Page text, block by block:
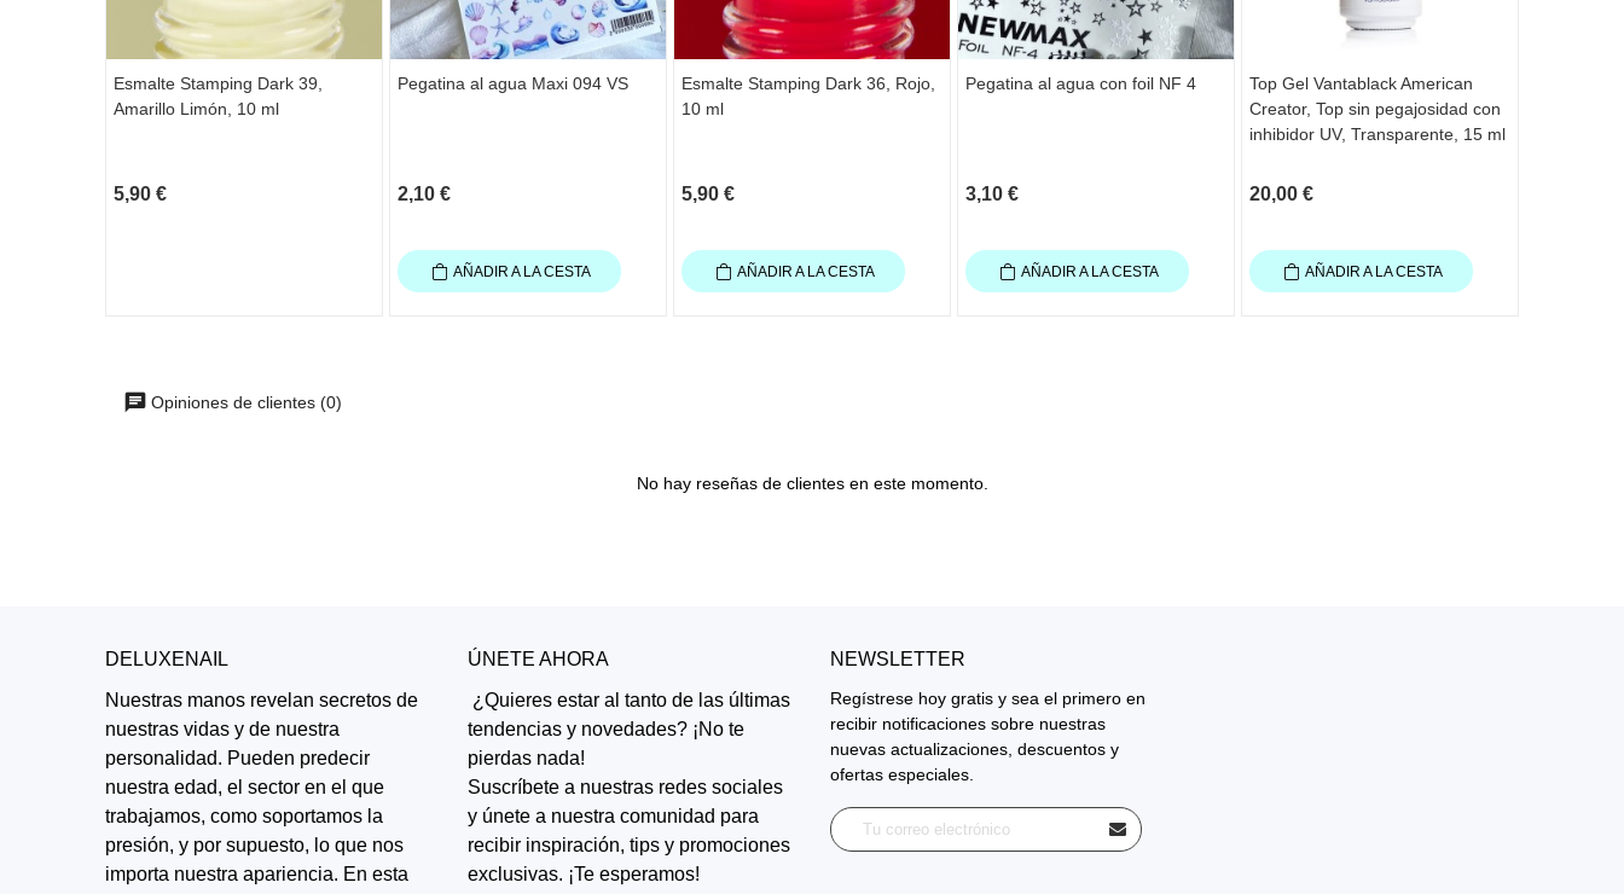
Esmalte Stamping Dark 39,
Amarillo Limón, 10 ml
5,90 €
Pegatina al agua Maxi 094 VS
2,10 €
AÑADIR A LA CESTA
Esmalte Stamping Dark 36, Rojo,
10 ml
5,90 €
AÑADIR A LA CESTA
Pegatina al agua con foil NF 4
3,10 €
AÑADIR A LA CESTA
Top Gel Vantablack American
Creator, Top sin pegajosidad con
inhibidor UV, Transparente, 15 ml
20,00 €
AÑADIR A LA CESTA
Opiniones de clientes (0)
No hay reseñas de clientes en este momento.
DELUXENAIL
Nuestras manos revelan secretos de
nuestras vidas y de nuestra
personalidad. Pueden predecir
nuestra edad, el sector en el que
trabajamos, como soportamos la
presión, y por supuesto, lo que nos
importa nuestra apariencia. En esta
ÚNETE AHORA
¿Quieres estar al tanto de las últimas
tendencias y novedades? ¡No te
pierdas nada!
Suscríbete a nuestras redes sociales
y únete a nuestra comunidad para
recibir inspiración, tips y promociones
exclusivas. ¡Te esperamos!
NEWSLETTER
Regístrese hoy gratis y sea el primero en
recibir notificaciones sobre nuestras
nuevas actualizaciones, descuentos y
ofertas especiales.